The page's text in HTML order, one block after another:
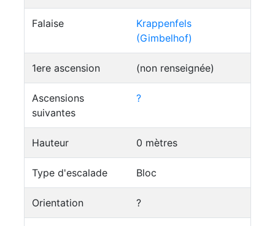
Falaise
Krappenfels
(Gimbelhof)
1ere ascension (non renseignée)
Ascensions
suivantes
?
Hauteur 0 mètres
Type d'escalade Bloc
Orientation ?